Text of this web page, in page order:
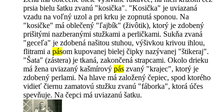
prsia bielu šatku zvanú "kosička". "Kosička" je uviazaná
vzadu na voľný uzol a pri krku je zopnutá sponou. Na
"kosičke" má oblečený "ľajbík" (živôtik), ktorý je zdobený
prišitými nazberanými stužkami a perličkami. Sukňa zvaná
"geceľa" je zdobená našitou stuhou, výšivkou krivou ihlou,
flitrami a pásom kupovanej bielej čipky nazývanej "štikeraj".
"Šata" (zástera) je tkaná, zakončená strapcami. Okolo drieku
má žena uviazaný kašmírový pás zvaný "krajec", ktorý je
zdobený perlami. Na hlave má založený čepiec, spod ktorého
vidieť čiernu zamatovú stužku zvanú "fáborka", ktorá účes
spevňuje. Na čepci má uviazanú šatku.